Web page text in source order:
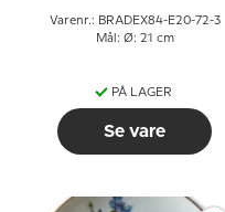
Varenr.: BRADEX84-E20-72-3
Mål: Ø: 21 cm
PÅ LAGER
Se vare